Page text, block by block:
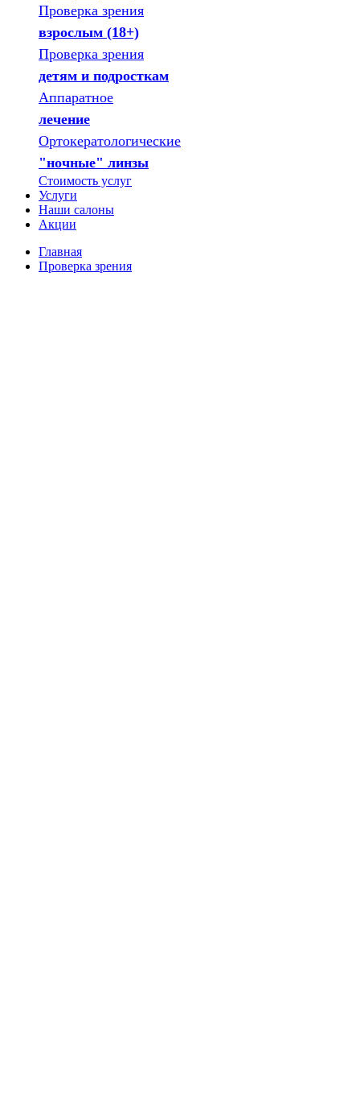
Проверка зрения
взрослым (18+)
Проверка зрения
детям и подросткам
Аппаратное
лечение
Ортокератологические
"ночные" линзы
Стоимость услуг
Услуги
Наши салоны
Акции
Главная
Проверка зрения